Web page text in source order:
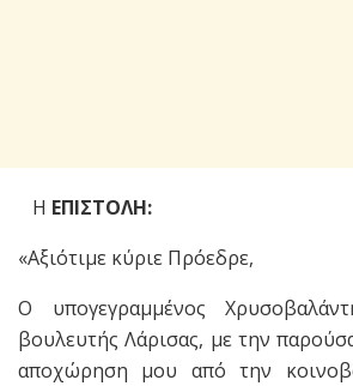
H ΕΠΙΣΤΟΛΗ:
«Αξιότιμε κύριε Πρόεδρε,
Ο υπογεγραμμένος
βουλευτής Λάρισας, με την
αποχώρηση μου από την